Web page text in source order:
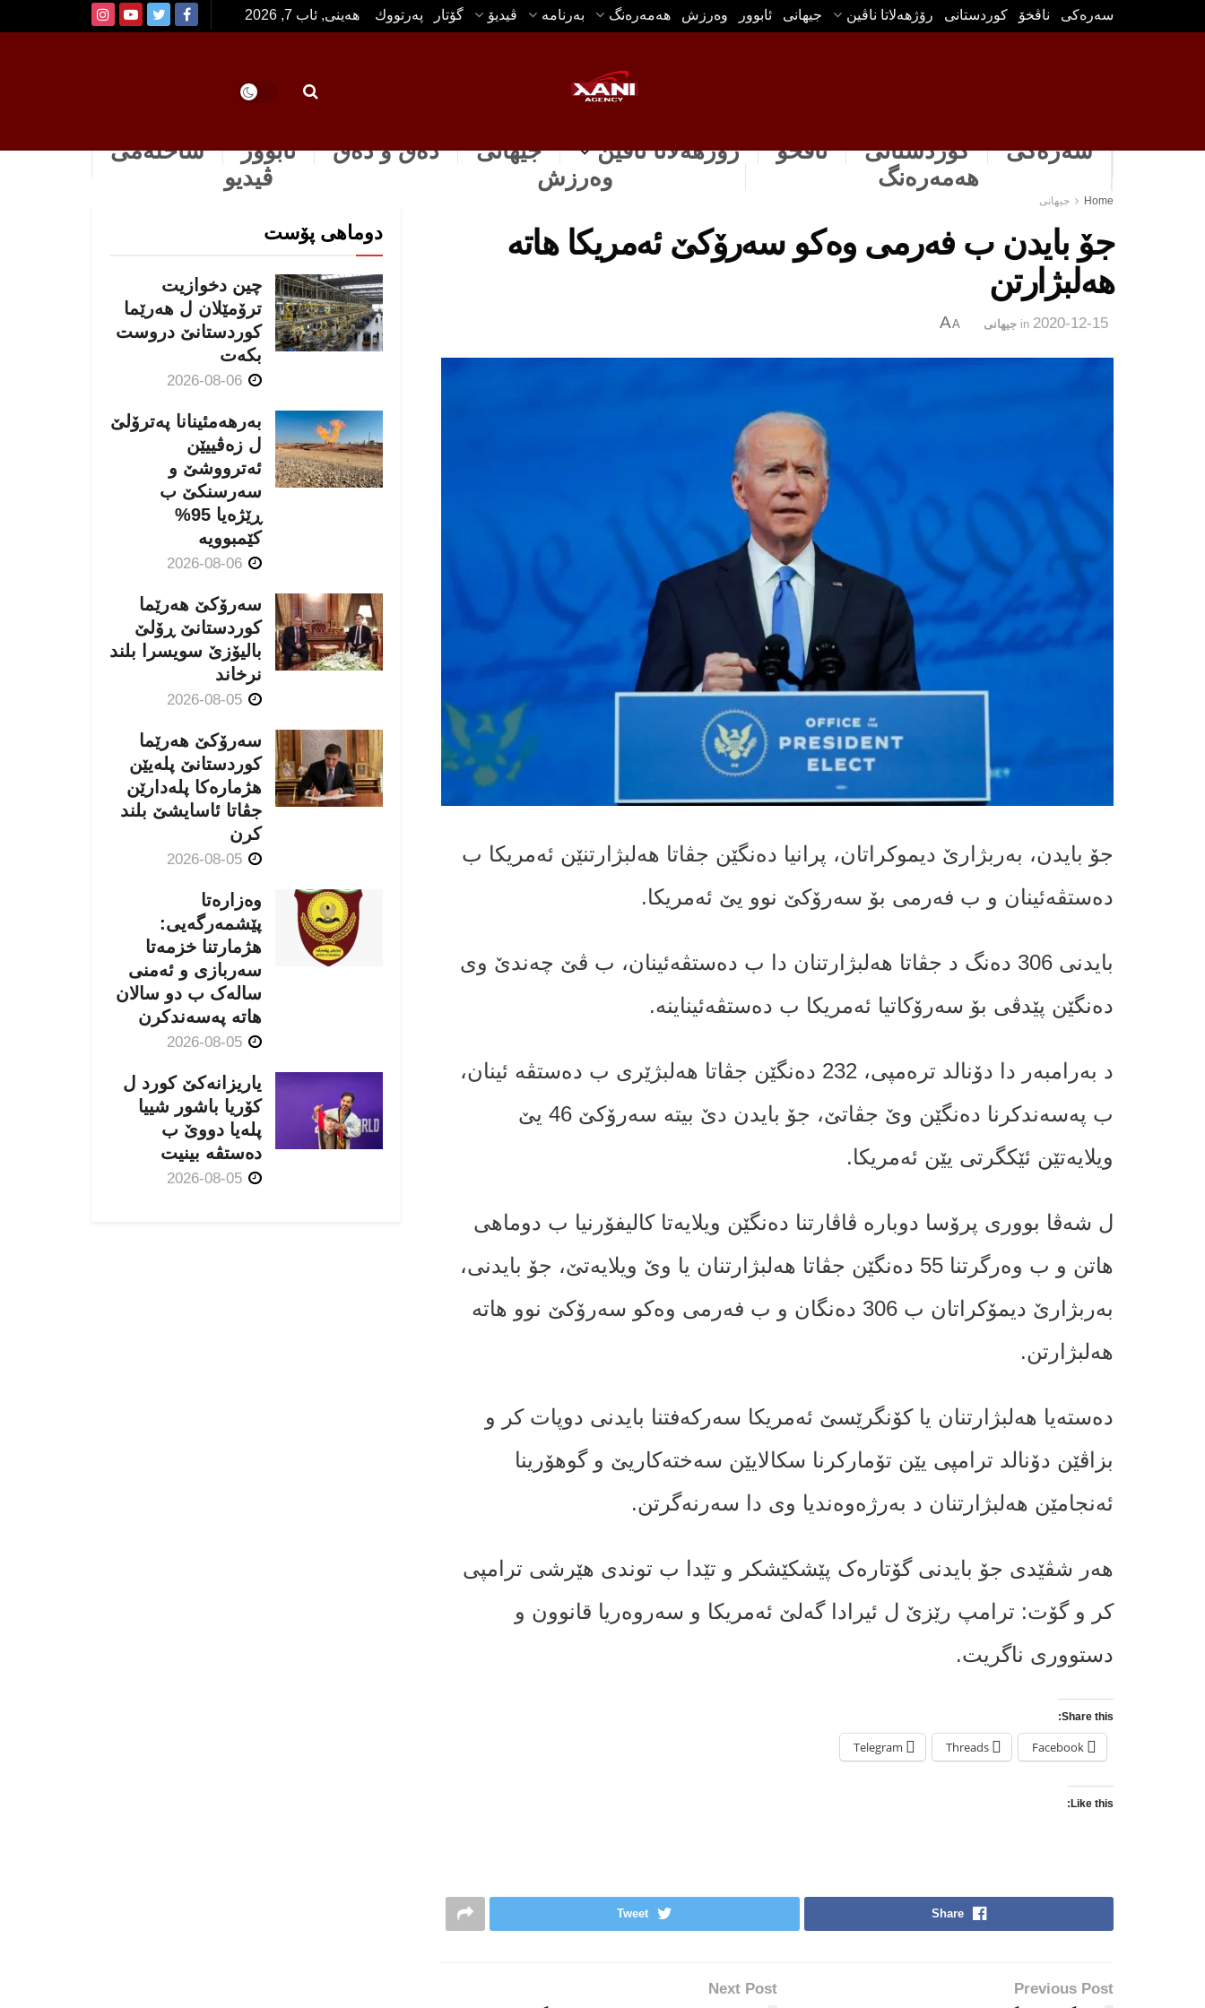
سه‌ره‌كی ناڤخۆ كوردستانى رۆژهه‌لاتا ناڤین جیهانی ئابوور وه‌رزش هه‌مه‌ره‌نگ بەرنامە ڤیدیۆ گۆتار په‌رتووك هەینی, ئاب 7, 2026
سەرەکی كوردستانى ناڤخۆ رۆژهه‌لاتا ناڤین جیهانی دەق و دەق ئابوور
ساخله‌می
هه‌مه‌ره‌نگ
وه‌رزش ڤیدیو
Home جیهانی
جۆ بایدن ب فەرمی وەكو سەرۆکێ ئەمریکا هاتە
هەلبژارتن
2020-12-15
in جیهانی A
A
جۆ بایدن، بەربژارێ دیموکراتان، پرانیا دەنگێن جڤاتا هەلبژارتنێن ئەمریکا ب
دەستڤه‌ئینان و ب فه‌رمى بۆ سه‌رۆكێ نوو یێ ئه‌مریكا.
بایدنى 306 دەنگ د جڤاتا هەلبژارتنان دا ب دەستڤه‌ئینان، ب ڤێ چه‌ندێ وى
ده‌نگێن پێدڤى بۆ سەرۆکاتیا ئەمریکا ب دەستڤه‌ئیناینه‌.
د بەرامبەر دا دۆنالد ترەمپى، 232 دەنگێن جڤاتا هه‌لبژێری ب دەستڤه‌ ئینان،
ب پەسه‌ندکرنا دەنگێن وێ جڤاتێ، جۆ بایدن دێ بیتە سه‌رۆكێ 46 یێ
ویلایەتێن ئێکگرتى یێن ئەمریکا.
ل شه‌ڤا بوورى پرۆسا دوبارە ڤاڤارتنا دەنگێن ویلایەتا کالیفۆرنیا ب دوماهی
هاتن و ب وەرگرتنا 55 دەنگێن جڤاتا هەلبژارتنان یا وێ ویلایەتێ، جۆ بایدنى،
بەربژارێ دیمۆکراتان ب 306 دەنگان و ب فەرمی وەکو سەرۆکێ نوو هاتە
هەلبژارتن.
دەستەیا هەلبژارتنان یا کۆنگرێسێ ئەمریکا سەرکەفتنا بایدنی دوپات کر و
بزاڤێن دۆنالد ترامپی یێن تۆمارکرنا سکالایێن سەختەکاریێ و گوهۆرینا
ئەنجامێن هەلبژارتنان د بەرژەوەندیا وی دا سەرنەگرتن.
هەر شڤێدی جۆ بایدنى گۆتارەک پێشکێشکر و تێدا ب توندی هێرشی ترامپی
کر و گۆت: ترامپ رێزێ ل ئیرادا گەلێ ئەمریکا و سەروەریا قانوون و
دستووری ناگریت.
Share this:
Facebook
Threads
Telegram
Like this:
Share
Tweet
Previous Post
Next Post
دوماهی پۆست
چین دخوازیت
ترۆمێلان ل هەرێما
كوردستانێ دروست
بكەت
بەرهەمئینانا په‌ترۆلێ
ل زه‌ڤییێن
ئەترووشێ و
سەرسنكێ ب
ڕێژەیا 95%
كێمبوویە
سەرۆکێ هەرێما
کوردستانێ ڕۆلێ
بالیۆزێ سویسرا بلند
نرخاند
سەرۆکێ هەرێما
کوردستانێ پلەیێن
هژمارەكا پلەدارێن
جڤاتا ئاسایشێ بلند
كرن
وەزارەتا
پێشمەرگەیی:
هژمارتنا خزمەتا
سەربازی و ئەمنی
سالەک ب دو سالان
هاتە پەسەندكرن
یاریزانەكێ کورد ل
کۆریا باشور شییا
پلەیا دووێ ب
دەستڤە بینیت